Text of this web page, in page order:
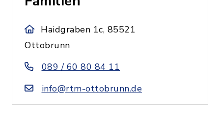
Haidgraben 1c, 85521
Ottobrunn
089 / 60 80 84 11
info@rtm-ottobrunn.de